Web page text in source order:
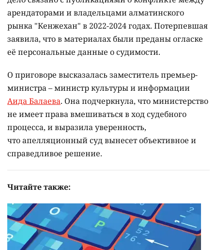
арендаторами и владельцами алматинского
рынка "Кенжехан" в 2022-2024 годах. Потерпевшая
заявила, что в материалах были преданы огласке
её персональные данные о судимости.
О приговоре высказалась заместитель премьер-
министра – министр культуры и информации
Аида Балаева. Она подчеркнула, что министерство
не имеет права вмешиваться в ход судебного
процесса, и выразила уверенность,
что апелляционный суд вынесет объективное и
справедливое решение.
Читайте также: